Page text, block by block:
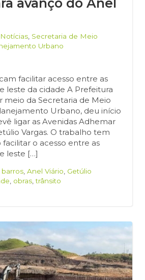
avanço do Anel
Notícias Secretaria de Meio
Urbano
facilitar acesso entre as
leste da cidade A Prefeitura
meio da Secretaria de Meio
Urbano, deu início
ligar as Avenidas Adhemar
Vargas. O trabalho tem
o acesso entre as
leste […]
Anel Viário Getúlio
obras ,trânsito